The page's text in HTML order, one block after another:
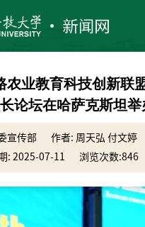
农业教育科技创新联
论坛在哈萨克斯坦举
宣传部
作者: 周天弘 付文婷
: 2025-07-11
浏览次数:846